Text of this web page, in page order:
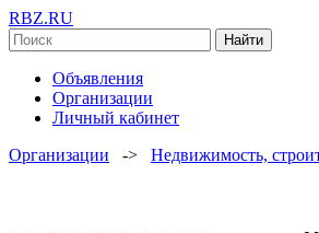
RBZ.RU
Найти
Объявления
Организации
Личный кабинет
Организации -> Недвижимость,